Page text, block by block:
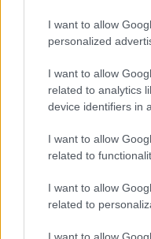
I want to allow
personalized
I want to allow
related to analytics
device identifiers in
I want to allow
related to
I want to allow
related to
I want to allow
quanto pare,
atterrato, buttato
consegnato alle
sindaco – A loro va
ringraziamento per
che hanno avuto.
supposizioni su
troppo presto. Tra
prefettura con le